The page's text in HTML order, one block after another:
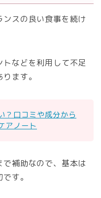
スの良い食事を続け
などを利用して不足
ます。
？口コミや成分から
アノート
補助なので、基本は
す。